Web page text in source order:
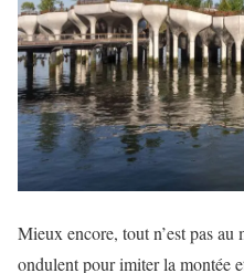
Mieux encore, tout n’est pas au
ondulent pour imiter la montée